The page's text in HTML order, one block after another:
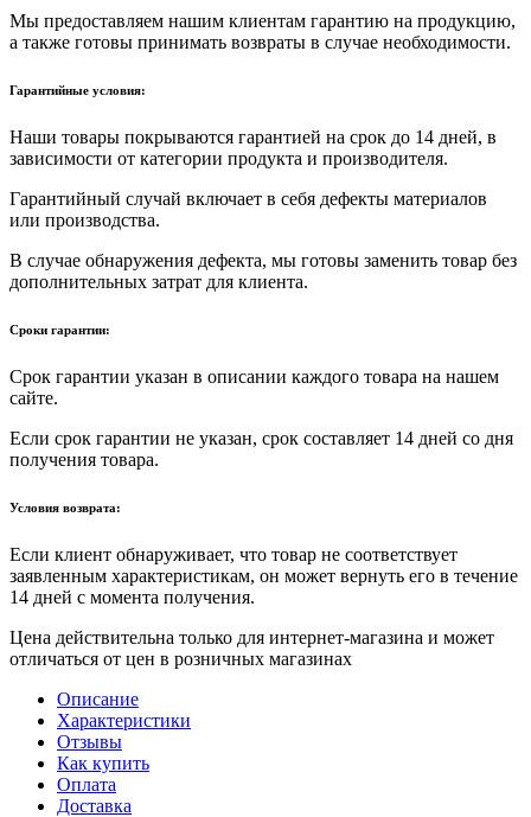
Мы предоставляем нашим клиентам гарантию на продукцию,
а также готовы принимать возвраты в случае необходимости.
Гарантийные условия:
Наши товары покрываются гарантией на срок до 14 дней, в
зависимости от категории продукта и производителя.
Гарантийный случай включает в себя дефекты материалов
или производства.
В случае обнаружения дефекта, мы готовы заменить товар без
дополнительных затрат для клиента.
Сроки гарантии:
Срок гарантии указан в описании каждого товара на нашем
сайте.
Если срок гарантии не указан, срок составляет 14 дней со дня
получения товара.
Условия возврата:
Если клиент обнаруживает, что товар не соответствует
заявленным характеристикам, он может вернуть его в течение
14 дней с момента получения.
Цена действительна только для интернет-магазина и может
отличаться от цен в розничных магазинах
Описание
Характеристики
Отзывы
Как купить
Оплата
Доставка